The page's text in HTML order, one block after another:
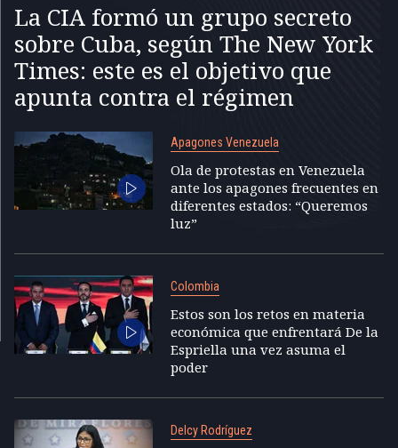
La CIA formó un grupo secreto
sobre Cuba, según The New York
Times: este es el objetivo que
apunta contra el régimen
Apagones Venezuela
Ola de protestas en Venezuela
ante los apagones frecuentes en
diferentes estados: “Queremos
luz”
Colombia
Estos son los retos en materia
económica que enfrentará De la
Espriella una vez asuma el
poder
Delcy Rodríguez